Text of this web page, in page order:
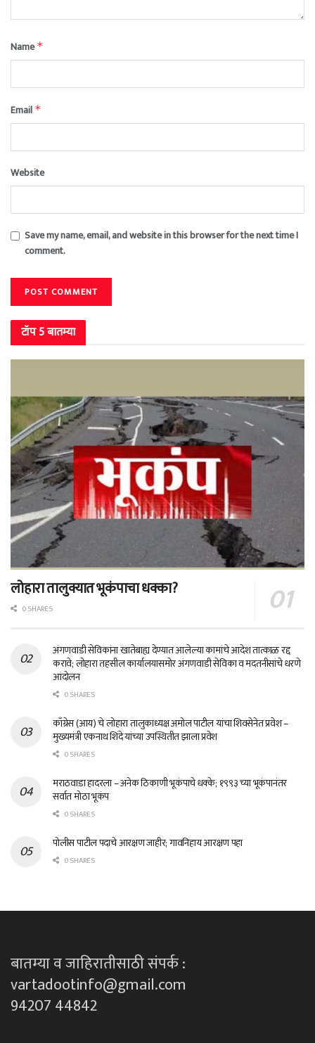
Name*
Email *
Website
Save my name, email, and website in this browser for the next time I
comment.
टॉप 5 बातम्या
लोहारा तालुक्यात भूकंपाचा धक्का?
0 SHARES
अंगणवाडी सेविकांना खातेबाह्य देण्यात आलेल्या कामांचे आदेश तात्काळ रद्द
करावे; लोहारा तहसील कार्यालयासमोर अंगणवाडी सेविका व मदतनीसांचे धरणे
आंदोलन
0 SHARES
काँग्रेस (आय) चे लोहारा तालुकाध्यक्ष अमोल पाटील यांचा शिवसेनेत प्रवेश –
मुख्यमंत्री एकनाथ शिंदे यांच्या उपस्थितीत झाला प्रवेश
0 SHARES
मराठवाडा हादरला – अनेक ठिकाणी भूकंपाचे धक्के; १९९३ च्या भूकंपानंतर
सर्वात मोठा भूकंप
0 SHARES
पोलीस पाटील पदाचे आरक्षण जाहीर; गावनिहाय आरक्षण पहा
0 SHARES
बातम्या व जाहिरातीसाठी संपर्क :
vartadootinfo@gmail.com
94207 44842